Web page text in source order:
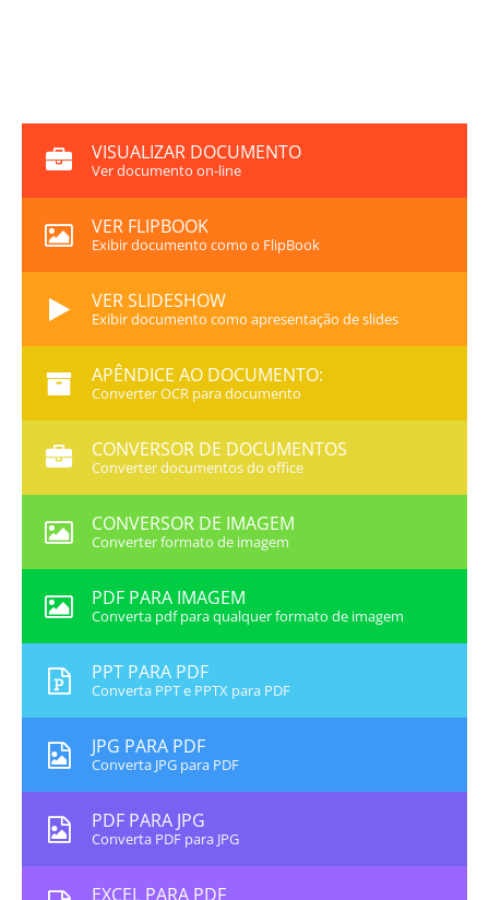
VISUALIZAR DOCUMENTO
Ver documento on-line
VER FLIPBOOK
Exibir documento como o FlipBook
VER SLIDESHOW
Exibir documento como apresentação de slides
APÊNDICE AO DOCUMENTO:
Converter OCR para documento
CONVERSOR DE DOCUMENTOS
Converter documentos do office
CONVERSOR DE IMAGEM
Converter formato de imagem
PDF PARA IMAGEM
Converta pdf para qualquer formato de imagem
PPT PARA PDF
Converta PPT e PPTX para PDF
JPG PARA PDF
Converta JPG para PDF
PDF PARA JPG
Converta PDF para JPG
EXCEL PARA PDF